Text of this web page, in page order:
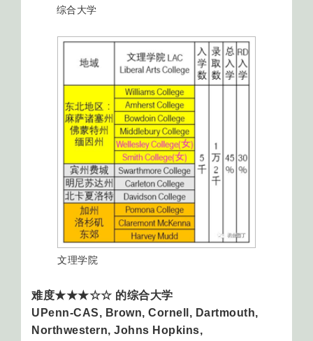
综合大学
文理学院
难度★★★☆☆ 的综合大学
UPenn-CAS, Brown, Cornell, Dartmouth,
Northwestern, Johns Hopkins,